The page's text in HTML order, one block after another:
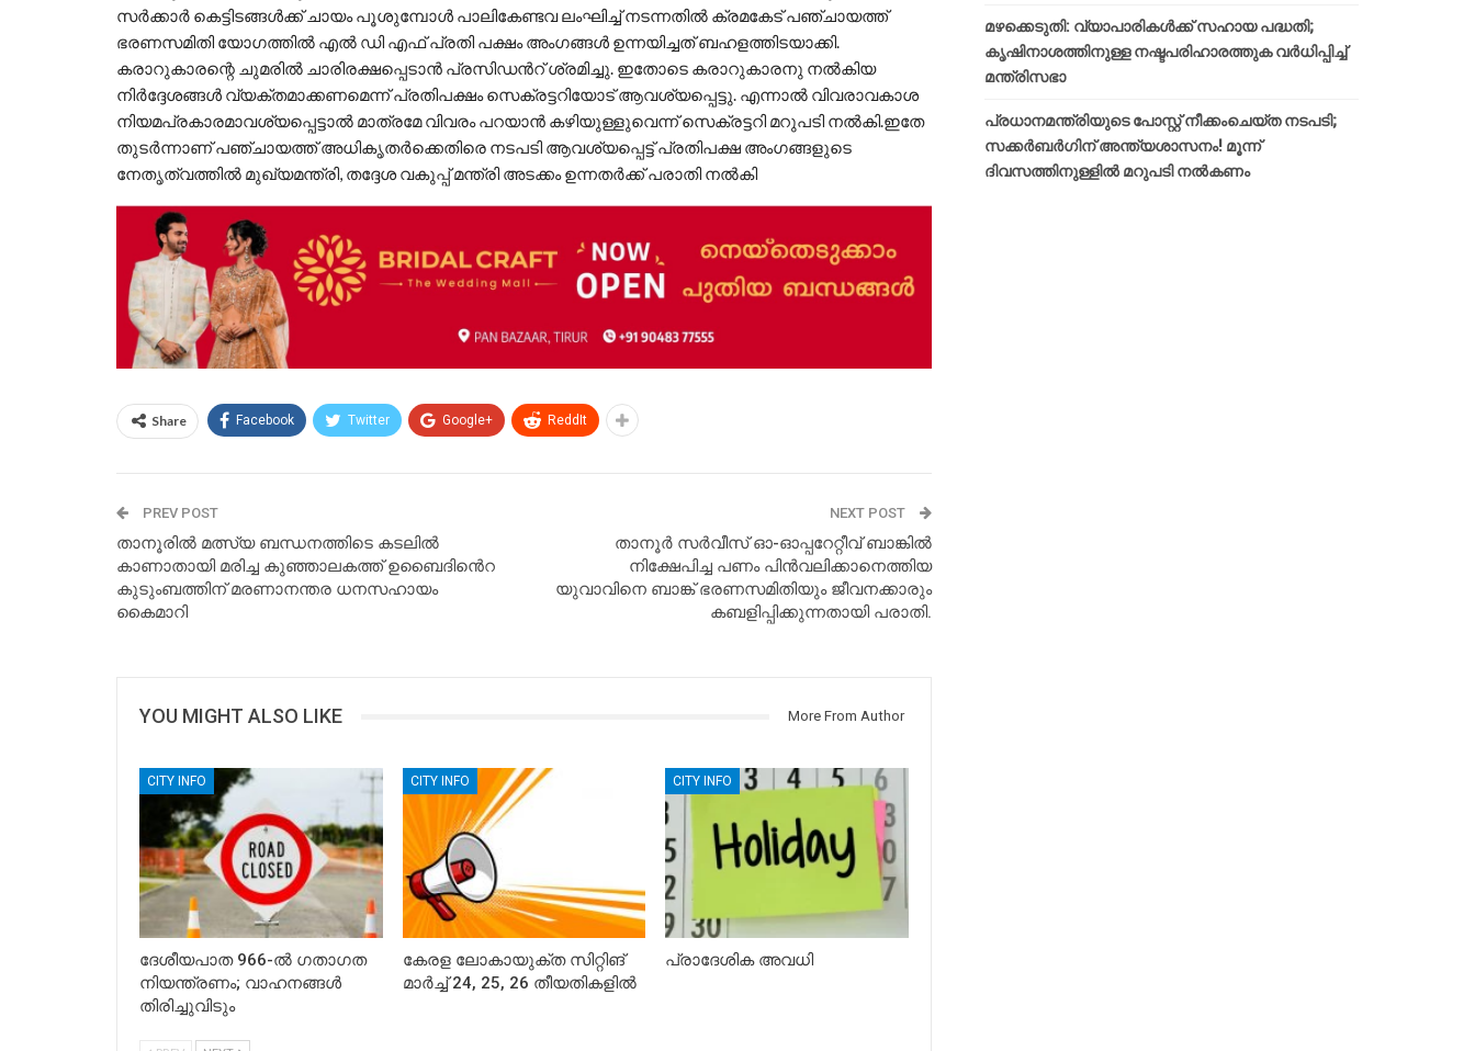
സർക്കാർ കെട്ടിടങ്ങൾക്ക് ചായം പൂശുമ്പോൾ പാലികേണ്ടവ ലംഘിച്ച് നടന്നതിൽ ക്രമകേട് പഞ്ചായത്ത്
ഭരണസമിതി യോഗത്തിൽ എൽ ഡി എഫ് പ്രതി പക്ഷം അംഗങ്ങൾ ഉന്നയിച്ചത് ബഹളത്തിടയാക്കി.
കരാറുകാരന്റെ ചുമരിൽ ചാരിരക്ഷപ്പെടാൻ പ്രസിഡൻറ് ശ്രമിച്ചു. ഇതോടെ കരാറുകാരനു നൽകിയ
നിർദ്ദേശങ്ങൾ വ്യക്തമാക്കണമെന്ന് പ്രതിപക്ഷം സെക്രട്ടറിയോട് ആവശ്യപ്പെട്ടു. എന്നാൽ വിവരാവകാശ
നിയമപ്രകാരമാവശ്യപ്പെട്ടാൽ മാത്രമേ വിവരം പറയാൻ കഴിയുള്ളുവെന്ന് സെക്രട്ടറി മറുപടി നൽകി.ഇതേ
തുടർന്നാണ് പഞ്ചായത്ത് അധികൃതർക്കെതിരെ നടപടി ആവശ്യപ്പെട്ട് പ്രതിപക്ഷ അംഗങ്ങളുടെ
നേതൃത്വത്തിൽ മുഖ്യമന്ത്രി, തദ്ദേശ വകുപ്പ് മന്ത്രി അടക്കം ഉന്നതർക്ക് പരാതി നൽകി
Share Facebook Twitter Google+ ReddIt
PREV POST
താനൂരിൽ മത്സ്യ ബന്ധനത്തിടെ കടലിൽ
കാണാതായി മരിച്ച കുഞ്ഞാലകത്ത് ഉബൈദിൻെറ
കുടുംബത്തിന് മരണാനന്തര ധനസഹായം
കൈമാറി
NEXT POST
താനൂർ സർവീസ് ഓ-ഓപ്പറേറ്റീവ് ബാങ്കിൽ
നിക്ഷേപിച്ച പണം പിൻവലിക്കാനെത്തിയ
യുവാവിനെ ബാങ്ക് ഭരണസമിതിയും ജീവനക്കാരും
കബളിപ്പിക്കുന്നതായി പരാതി.
YOU MIGHT ALSO LIKE More From Author
CITY INFO
ദേശീയപാത 966-ൽ ഗതാഗത
നിയന്ത്രണം; വാഹനങ്ങൾ
തിരിച്ചുവിടും
CITY INFO
കേരള ലോകായുക്ത സിറ്റിങ്
മാര്‍ച്ച് 24, 25, 26 തീയതികളില്‍
CITY INFO
പ്രാദേശിക അവധി
മഴക്കെടുതി: വ്യാപാരികൾക്ക് സഹായ പദ്ധതി;
കൃഷിനാശത്തിനുള്ള നഷ്ടപരിഹാരത്തുക വർ‌ധിപ്പിച്ച്
മന്ത്രിസഭാ
പ്രധാനമന്ത്രിയുടെ പോസ്റ്റ് നീക്കംചെയ്ത നടപടി;
സക്കർബർഗിന് അന്ത്യശാസനം! മൂന്ന്
ദിവസത്തിനുള്ളില്‍ മറുപടി നല്‍കണം